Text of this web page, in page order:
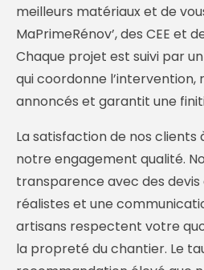
meilleurs matériaux et de
MaPrimeRénov’, des CEE et
Chaque projet est suivi par
qui coordonne l’intervention,
annoncés et garantit une
La satisfaction de nos clients
notre engagement qualité.
transparence avec des devis
réalistes et une
artisans respectent votre
la propreté du chantier. Le